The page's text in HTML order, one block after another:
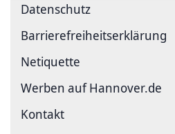
Datenschutz
Barriere­freiheits­erklärung
Netiquette
Werben auf Hannover.de
Kontakt